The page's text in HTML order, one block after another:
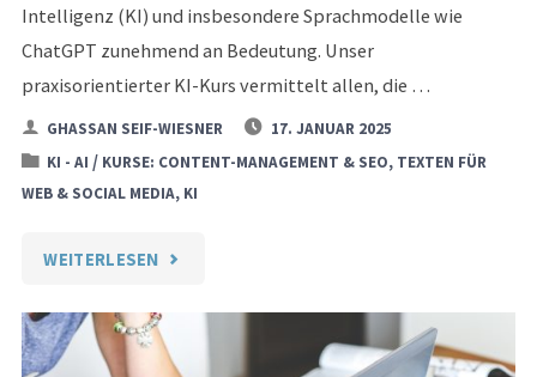
Intelligenz (KI) und insbesondere Sprachmodelle wie
ChatGPT zunehmend an Bedeutung. Unser
praxisorientierter KI-Kurs vermittelt allen, die …
GHASSAN SEIF-WIESNER
17. JANUAR 2025
KI - AI / KURSE: CONTENT-MANAGEMENT & SEO, TEXTEN FÜR
WEB & SOCIAL MEDIA, KI
WEITERLESEN "CHATGPT
KI